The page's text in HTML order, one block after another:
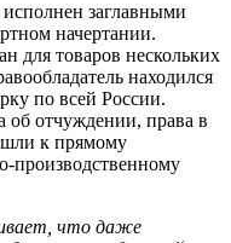
заглавными
начертании.
для товаров нескольких
находился
по всей России.
об отчуждении, права в
к прямому
производственному
что даже